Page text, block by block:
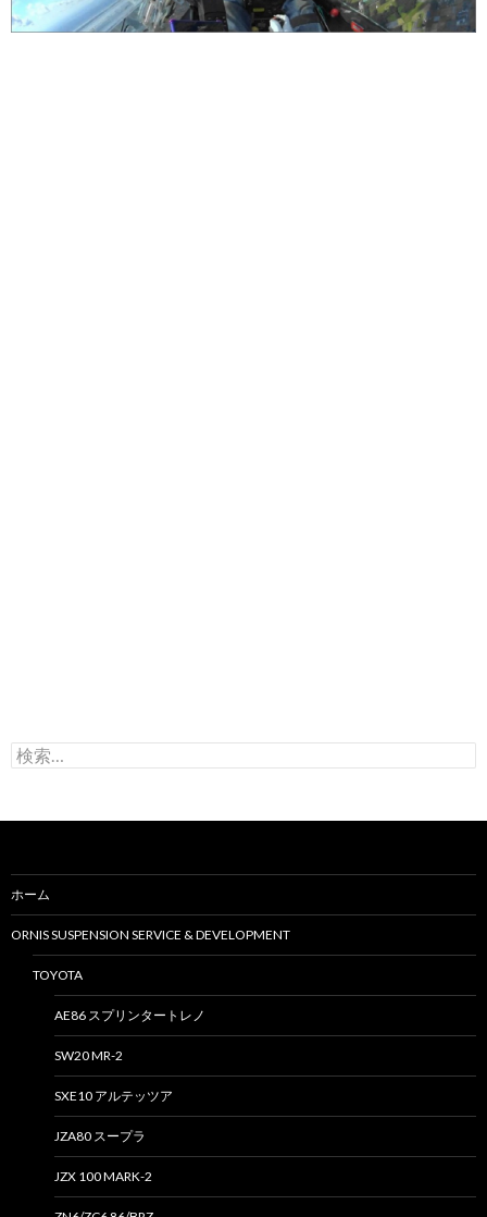
検
索
ホーム
ORNIS SUSPENSION SERVICE & DEVELOPMENT
TOYOTA
AE86 スプリンタートレノ
SW20 MR-2
SXE10 アルテッツア
JZA80 スープラ
JZX 100 MARK-2